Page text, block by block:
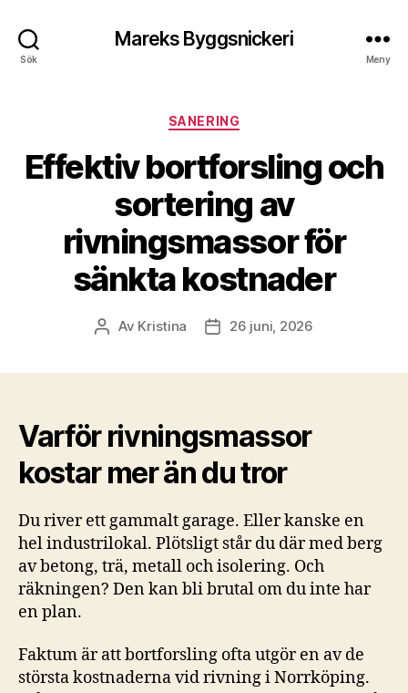
Sök
Mareks Byggsnickeri
Meny
Kategorier
SANERING
Effektiv bortforsling och
sortering av
rivningsmassor för
sänkta kostnader
Inläggsförfattare
Av Kristina Inläggsdatum
26 juni, 2026
Varför rivningsmassor
kostar mer än du tror
Du river ett gammalt garage. Eller kanske en
hel industrilokal. Plötsligt står du där med berg
av betong, trä, metall och isolering. Och
räkningen? Den kan bli brutal om du inte har
en plan.
Faktum är att bortforsling ofta utgör en av de
största kostnaderna vid rivning i Norrköping.